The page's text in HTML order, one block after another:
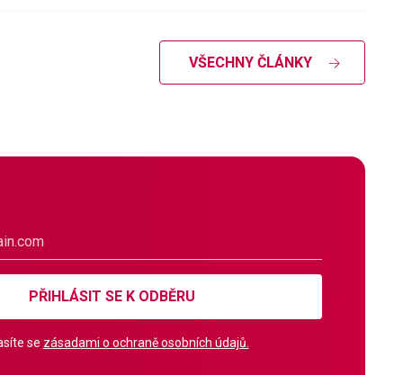
VŠECHNY ČLÁNKY
PŘIHLÁSIT SE K ODBĚRU
se zásadami o ochraně osobních údajů.